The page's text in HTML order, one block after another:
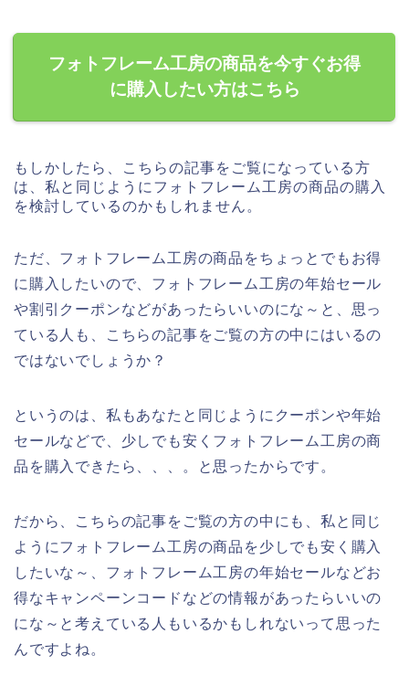
フォトフレーム工房の商品を今すぐお得
に購入したい方はこちら
もしかしたら、こちらの記事をご覧になっている方
は、私と同じようにフォトフレーム工房の商品の購入
を検討しているのかもしれません。
ただ、フォトフレーム工房の商品をちょっとでもお得
に購入したいので、フォトフレーム工房の年始セール
や割引クーポンなどがあったらいいのにな～と、思っ
ている人も、こちらの記事をご覧の方の中にはいるの
ではないでしょうか？
というのは、私もあなたと同じようにクーポンや年始
セールなどで、少しでも安くフォトフレーム工房の商
品を購入できたら、、、。と思ったからです。
だから、こちらの記事をご覧の方の中にも、私と同じ
ようにフォトフレーム工房の商品を少しでも安く購入
したいな～、フォトフレーム工房の年始セールなどお
得なキャンペーンコードなどの情報があったらいいの
にな～と考えている人もいるかもしれないって思った
んですよね。